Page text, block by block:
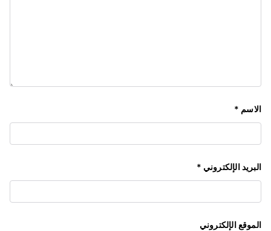
الاسم *
البريد الإلكتروني *
الموقع الإلكتروني